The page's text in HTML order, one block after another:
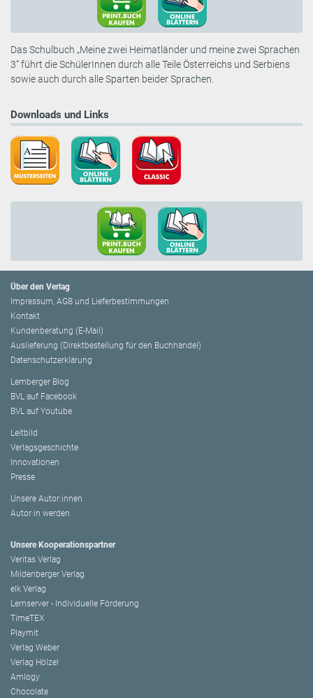
Das Schulbuch „Meine zwei Heimatländer und meine zwei Sprachen
3“ führt die SchülerInnen durch alle Teile Österreichs und Serbiens
sowie auch durch alle Sparten beider Sprachen.
Downloads und Links
Über den Verlag
Impressum, AGB und Lieferbestimmungen
Kontakt
Kundenberatung (E-Mail)
Auslieferung (Direktbestellung für den Buchhandel)
Datenschutzerklärung
Lemberger Blog
BVL auf Facebook
BVL auf Youtube
Leitbild
Verlagsgeschichte
Innovationen
Presse
Unsere Autor:innen
Autor:in werden
Unsere Kooperationspartner
Veritas Verlag
Mildenberger Verlag
elk Verlag
Lernserver - Individuelle Förderung
TimeTEX
Playmit
Verlag Weber
Verlag Hölzel
Amlogy
Chocolate